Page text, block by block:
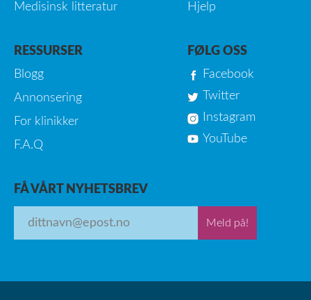
Medisinsk litteratur
Hjelp
RESSURSER
Blogg
Annonsering
For klinikker
F.A.Q
FØLG OSS
Facebook
Twitter
Instagram
YouTube
FÅ VÅRT NYHETSBREV
Meld på!